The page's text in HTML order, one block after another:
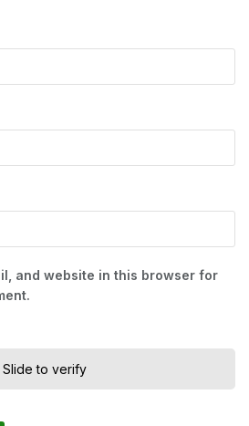
and website in this browser for
Slide to verify